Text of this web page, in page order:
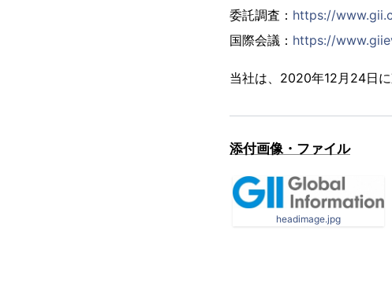
委託調査： https://
国際会議： https://
当社は、2020年12月24日に
添付画像・ファイル
headimage.jpg